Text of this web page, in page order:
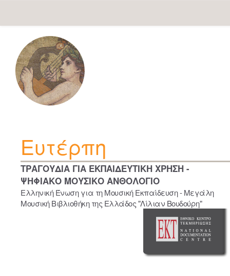
navigation
Ευτέρπη
ΤΡΑΓΟΥΔΙΑ ΓΙΑ ΕΚΠΑΙΔΕΥΤΙΚΗ ΧΡΗΣΗ -
ΨΗΦΙΑΚΟ ΜΟΥΣΙΚΟ ΑΝΘΟΛΟΓΙΟ
Ελληνική Ένωση για τη Μουσική Εκπαίδευση - Μεγάλη
Μουσική Βιβλιοθήκη της Ελλάδος "Λίλιαν Βουδούρη"